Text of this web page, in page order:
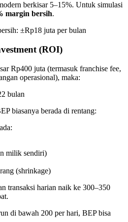
berkisar 5–15%. Untuk simulasi
margin bersih.
±Rp18 juta per bulan
(ROI)
Rp400 juta (termasuk franchise fee,
operasional), maka:
bulan
biasanya berada di rentang:
milik sendiri)
(shrinkage)
transaksi harian naik ke 300–350
di bawah 200 per hari, BEP bisa